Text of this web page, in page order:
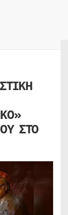
ΣΤΟ